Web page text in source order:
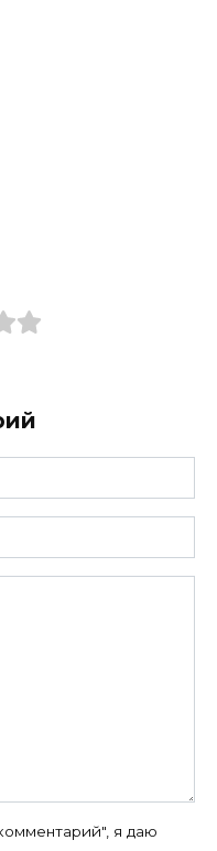
я даю